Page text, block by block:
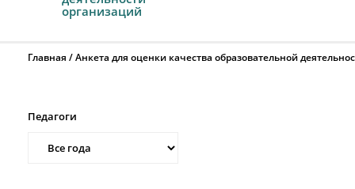
организаций
Главная Анкета для оценки качества образовательной
Педагоги